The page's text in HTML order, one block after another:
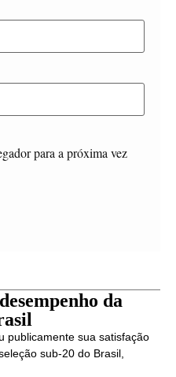
para a próxima vez
da
publicamente sua satisfação
sub-20 do Brasil,